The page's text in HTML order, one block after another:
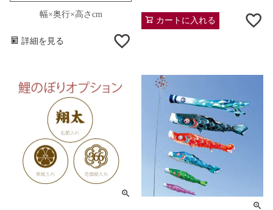
幅×奥行×高さcm
詳細を見る
カートに入れる